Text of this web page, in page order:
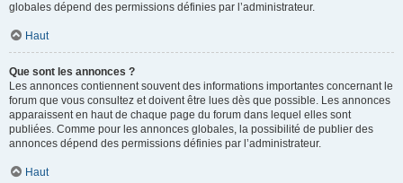
globales dépend des permissions définies par l’administrateur.
Haut
Que sont les annonces ?
Les annonces contiennent souvent des informations importantes concernant le
forum que vous consultez et doivent être lues dès que possible. Les annonces
apparaissent en haut de chaque page du forum dans lequel elles sont
publiées. Comme pour les annonces globales, la possibilité de publier des
annonces dépend des permissions définies par l’administrateur.
Haut